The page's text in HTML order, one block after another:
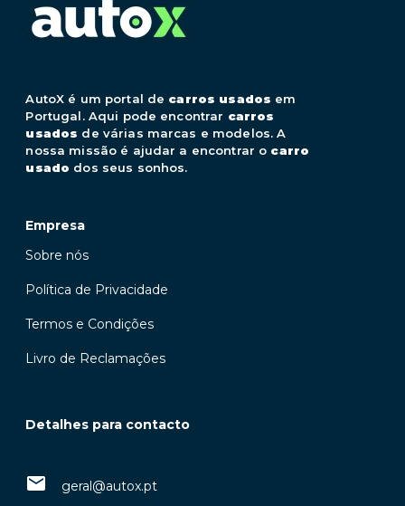
AutoX é um portal de carros usados em
Portugal. Aqui pode encontrar carros
usados de várias marcas e modelos. A
nossa missão é ajudar a encontrar o carro
usado dos seus sonhos.
Empresa
Sobre nós
Política de Privacidade
Termos e Condições
Livro de Reclamações
Detalhes para contacto
geral@autox.pt